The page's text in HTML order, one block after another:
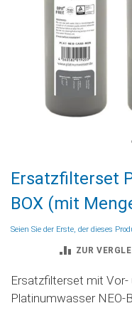
Anfang
der
Bildgalerie
springen
Ersatzfilterset
BOX (mit
Seien Sie der Erste, der dieses
ZUR
Ersatzfilterset mit
Platinumwasser NEO-